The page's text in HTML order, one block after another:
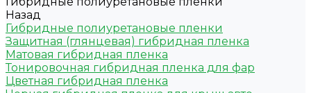
Назад
Гибридные полиуретановые пленки
Защитная (глянцевая) гибридная пленка
Матовая гибридная пленка
Тонировочная гибридная пленка для фар
Цветная гибридная пленка